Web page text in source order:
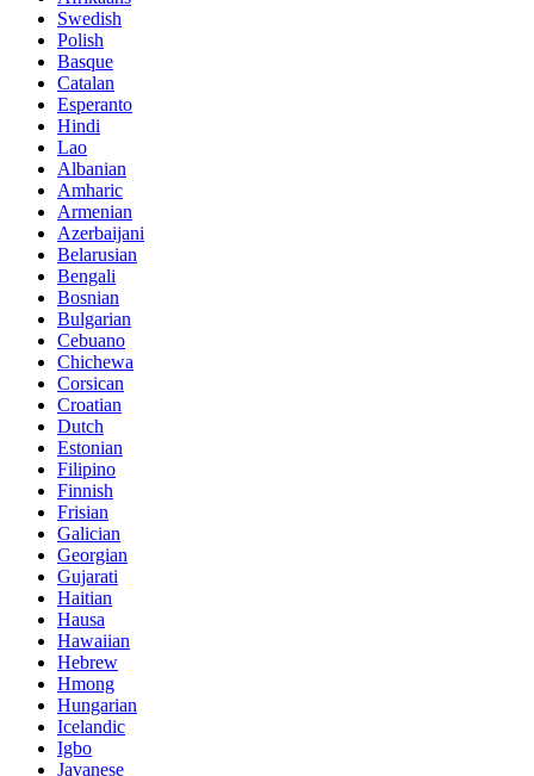
Swedish
Polish
Basque
Catalan
Esperanto
Hindi
Lao
Albanian
Amharic
Armenian
Azerbaijani
Belarusian
Bengali
Bosnian
Bulgarian
Cebuano
Chichewa
Corsican
Croatian
Dutch
Estonian
Filipino
Finnish
Frisian
Galician
Georgian
Gujarati
Haitian
Hausa
Hawaiian
Hebrew
Hmong
Hungarian
Icelandic
Igbo
Javanese